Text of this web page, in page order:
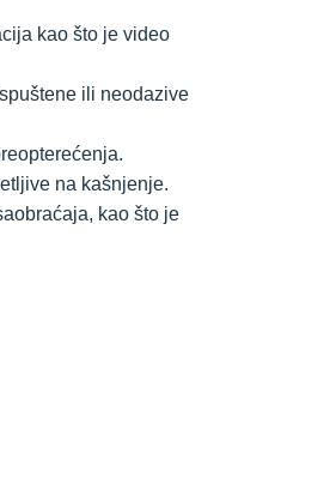
kao što je video
ili neodazive
na kašnjenje.
kao što je